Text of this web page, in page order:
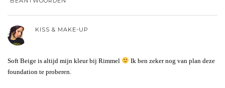
KISS & MAKE-UP
Soft Beige is altijd mijn kleur bij Rimmel
Ik ben zeker nog van plan deze
foundation te proberen.